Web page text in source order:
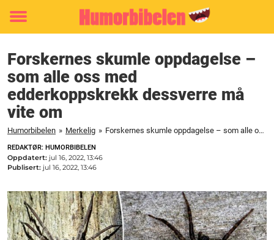
Toggle
Forskernes skumle oppdagelse –
som alle oss med
edderkoppskrekk dessverre må
vite om
Humorbibelen » Merkelig » Forskernes skumle oppdagelse – som alle oss med edderkoppskrekk dessverre må vite om
REDAKTØR: HUMORBIBELEN
Oppdatert: jul 16, 2022, 13:46
Publisert: jul 16, 2022, 13:46